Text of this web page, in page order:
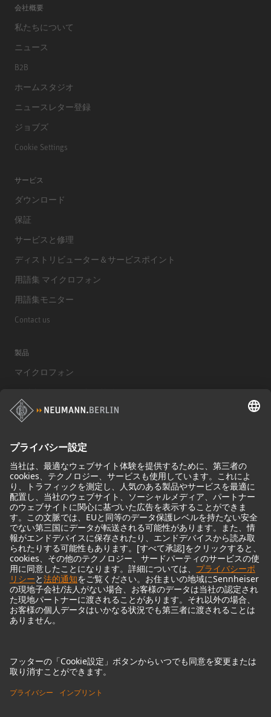
会社概要
私たちについて
ニュース
B2B
ホームスタジオ
ニュースレター登録
ジョブズ
Cookie Settings
サービス
ダウンロード
保証
サービスと修理
ディストリビューター＆サービスポイント
用語集 マイクロフォン
用語集モニター
Contact us
製品
マイクロフォン
モニター
ヘッドフォン
歴史的なマイクロフォン
Audio Interface
Imprint
Privacy policy